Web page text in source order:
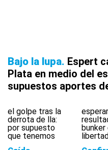
Bajo la lupa Espert
Plata en medio del
supuestos aportes